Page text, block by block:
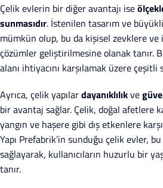
Çelik evlerin bir diğer avantajı ise
sunmasıdır. İstenilen tasarım ve
mümkün olup, bu da kişisel zevklere
çözümler geliştirilmesine olanak tanır.
alanı ihtiyacını karşılamak üzere
Ayrıca, çelik yapılardayanıklılıkve
bir avantaj sağlar. Çelik, doğal afetlere
yangın ve haşere gibi dış etkenlere
Yapı Prefabrik’in sunduğu çelik evler,
sağlayarak, kullanıcıların huzurlu bir
tanır.